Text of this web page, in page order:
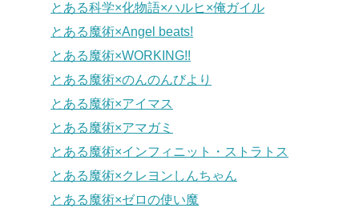
とある科学×化物語×ハルヒ×俺ガイル
とある魔術×Angel beats!
とある魔術×WORKING!!
とある魔術×のんのんびより
とある魔術×アイマス
とある魔術×アマガミ
とある魔術×インフィニット・ストラトス
とある魔術×クレヨンしんちゃん
とある魔術×ゼロの使い魔